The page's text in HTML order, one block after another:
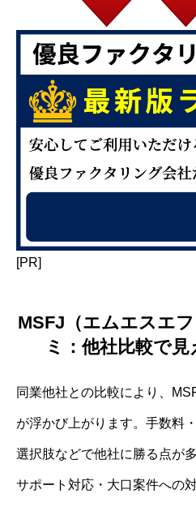
[PR]
MSFJ（エムエスエ
ミ：他社比較で
同業他社との比較により、
が浮かび上がります。手数料
選択肢などで他社に勝る点が
サポート対応・大口案件への